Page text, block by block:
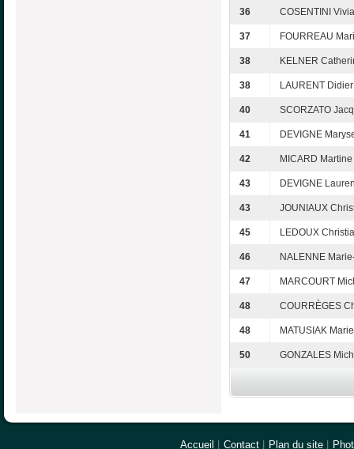
36 COSENTINI
37 FOURREAU
38 KELNER
38 LAURENT Didier
40 SCORZATO
41 DEVIGNE
42 MICARD Martine
43 DEVIGNE
43 JOUNIAUX
45 LEDOUX
46 NALENNE
47 MARCOURT
48 COURRÈGES
48 MATUSIAK
50 GONZALES
Accueil Contact Plan du site